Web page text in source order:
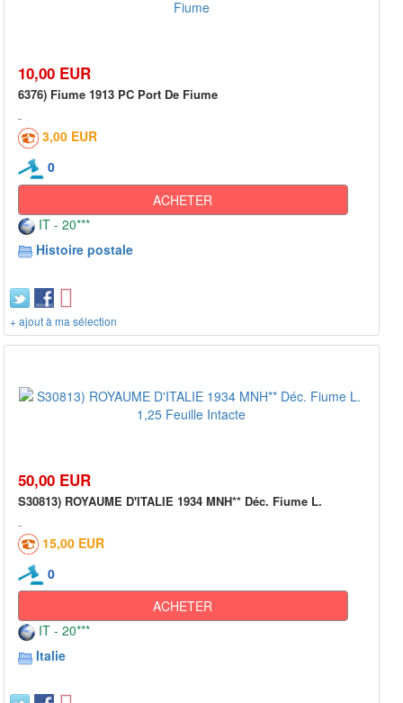
10,00 EUR
6376) Fiume 1913 PC Port De Fiume
3,00 EUR
0
ACHETER
IT - 20***
Histoire postale
+ ajout à ma sélection
50,00 EUR
S30813) ROYAUME D'ITALIE 1934 MNH** Déc. Fiume L.
15,00 EUR
0
ACHETER
IT - 20***
Italie